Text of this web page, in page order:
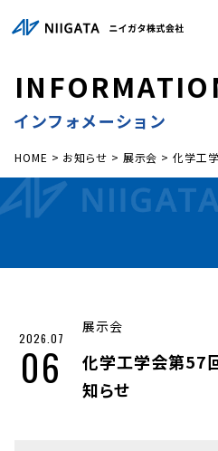
IN FORMATIO
インフォメーション
HOME > お知らせ > 展示会 >化学工
2026.07
06
展示会
化学工学会第
知らせ